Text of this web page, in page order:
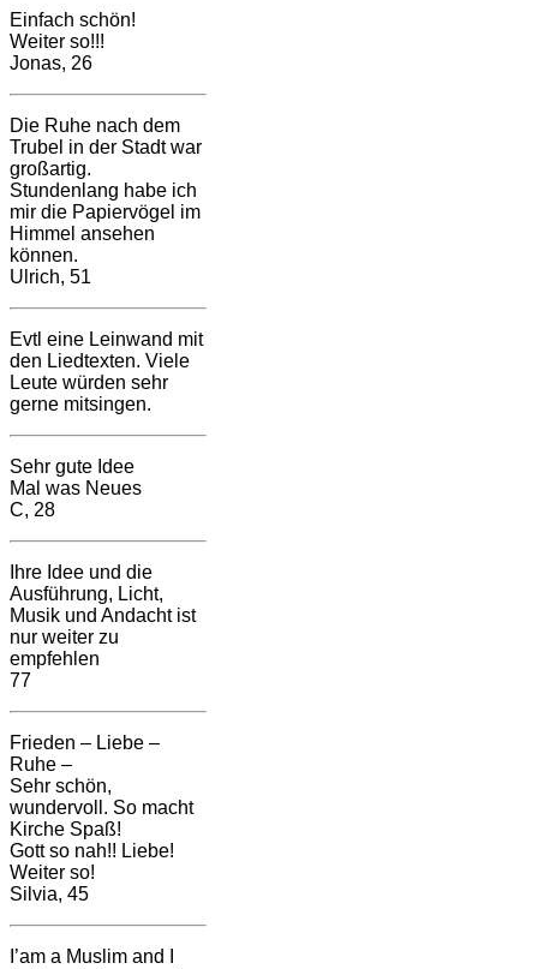
Einfach schön!
Weiter so!!!
Jonas, 26
Die Ruhe nach dem
Trubel in der Stadt war
großartig.
Stundenlang habe ich
mir die Papiervögel im
Himmel ansehen
können.
Ulrich, 51
Evtl eine Leinwand mit
den Liedtexten. Viele
Leute würden sehr
gerne mitsingen.
Sehr gute Idee
Mal was Neues
C, 28
Ihre Idee und die
Ausführung, Licht,
Musik und Andacht ist
nur weiter zu
empfehlen
77
Frieden – Liebe –
Ruhe –
Sehr schön,
wundervoll. So macht
Kirche Spaß!
Gott so nah!! Liebe!
Weiter so!
Silvia, 45
I’am a Muslim and I